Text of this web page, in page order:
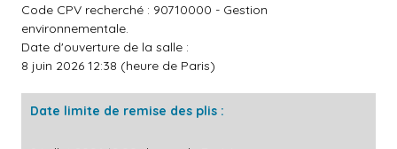
Code CPV recherché : 90710000 - Gestion
environnementale.
Date d'ouverture de la salle :
8 juin 2026 12:38 (heure de Paris)
Date limite de remise des plis :